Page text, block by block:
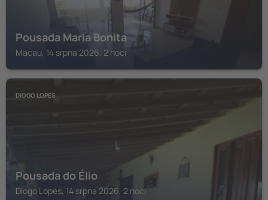
Pousada Maria Bonita
Macau, 14 srpna 2026, 2 noci
DIOGO LOPES
Pousada do Élio
Diogo Lopes, 14 srpna 2026, 2 noci